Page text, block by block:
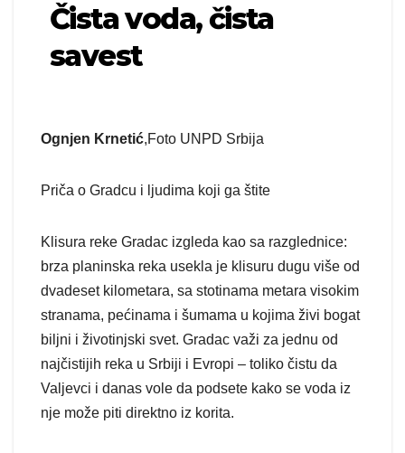
Čista voda, čista
savest
Ognjen Krnetić,Foto UNPD Srbija
Priča o Gradcu i ljudima koji ga štite
Klisura reke Gradac izgleda kao sa razglednice:
brza planinska reka usekla je klisuru dugu više od
dvadeset kilometara, sa stotinama metara visokim
stranama, pećinama i šumama u kojima živi bogat
biljni i životinjski svet. Gradac važi za jednu od
najčistijih reka u Srbiji i Evropi – toliko čistu da
Valjevci i danas vole da podsete kako se voda iz
nje može piti direktno iz korita.